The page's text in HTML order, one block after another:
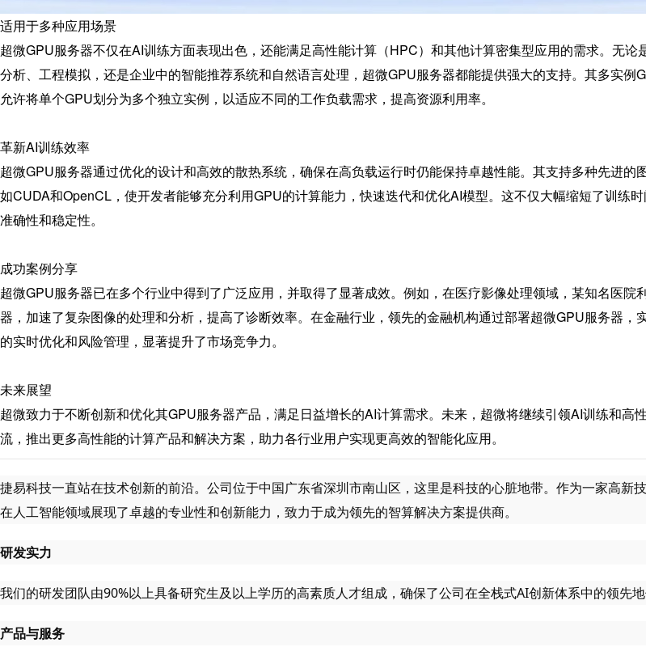
适用于多种应用场景
超微GPU服务器不仅在AI训练方面表现出色，还能满足高性能计算（HPC）和其他计算密集型应用的需求。无论
分析、工程模拟，还是企业中的智能推荐系统和自然语言处理，超微GPU服务器都能提供强大的支持。其多实例
允许将单个GPU划分为多个独立实例，以适应不同的工作负载需求，提高资源利用率。
革新AI训练效率
超微GPU服务器通过优化的设计和高效的散热系统，确保在高负载运行时仍能保持卓越性能。其支持多种先进的
如CUDA和OpenCL，使开发者能够充分利用GPU的计算能力，快速迭代和优化AI模型。这不仅大幅缩短了训练
准确性和稳定性。
成功案例分享
超微GPU服务器已在多个行业中得到了广泛应用，并取得了显著成效。例如，在医疗影像处理领域，某知名医院
器， 加速了复杂图像的处理和分析，提高了诊断效率。在金融行业，领先的金融机构通过部署超微GPU服务器，
的实时优化和风险管理，显著提升了市场竞争力。
未来展望
超微致力于不断创新和优化其GPU服务器产品，满足日益增长的AI计算需求。未来，超微将继续引领AI训练和高
流，推出更多高性能的计算产品和解决方案，助力各行业用户实现更高效的智能化应用。
捷易科技一直站在技术创新的前沿。公司位于中国广东省深圳市南山区，这里是科技的心脏地带。作为一家高新
在人工智能领域展现了卓越的专业性和创新能力，致力于成为领先的智算解决方案提供商。
研发实力
我们的研发团队由90%以上具备研究生及以上学历的高素质人才组成，确保了公司在全栈式AI创新体系中的领先地
产品与服务